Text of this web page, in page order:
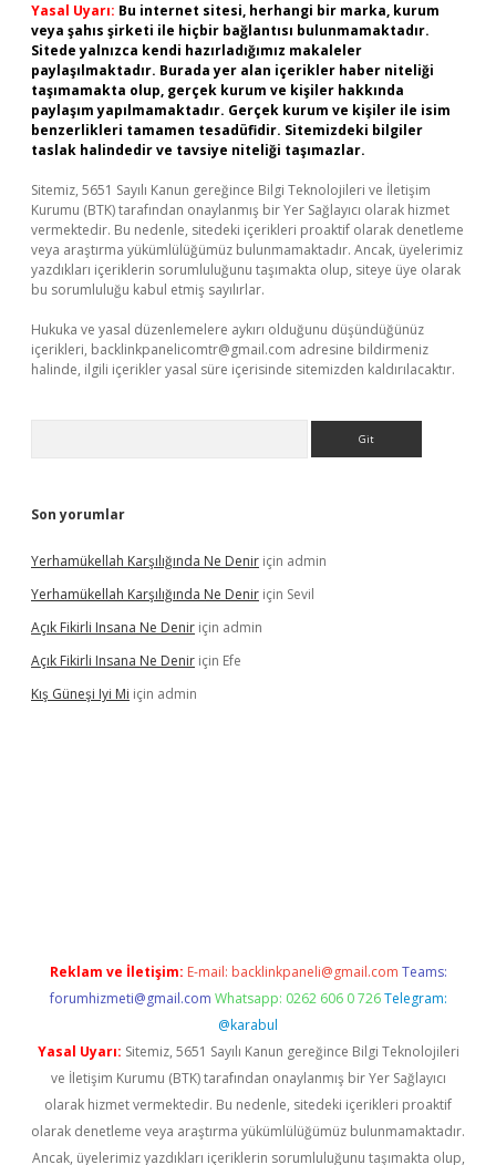
Yasal Uyarı: Bu internet sitesi, herhangi bir marka, kurum
veya şahıs şirketi ile hiçbir bağlantısı bulunmamaktadır.
Sitede yalnızca kendi hazırladığımız makaleler
paylaşılmaktadır. Burada yer alan içerikler haber niteliği
taşımamakta olup, gerçek kurum ve kişiler hakkında
paylaşım yapılmamaktadır. Gerçek kurum ve kişiler ile isim
benzerlikleri tamamen tesadüfidir. Sitemizdeki bilgiler
taslak halindedir ve tavsiye niteliği taşımazlar.
Sitemiz, 5651 Sayılı Kanun gereğince Bilgi Teknolojileri ve İletişim
Kurumu (BTK) tarafından onaylanmış bir Yer Sağlayıcı olarak hizmet
vermektedir. Bu nedenle, sitedeki içerikleri proaktif olarak denetleme
veya araştırma yükümlülüğümüz bulunmamaktadır. Ancak, üyelerimiz
yazdıkları içeriklerin sorumluluğunu taşımakta olup, siteye üye olarak
bu sorumluluğu kabul etmiş sayılırlar.
Hukuka ve yasal düzenlemelere aykırı olduğunu düşündüğünüz
içerikleri, backlinkpanelicomtr@gmail.com adresine bildirmeniz
halinde, ilgili içerikler yasal süre içerisinde sitemizden kaldırılacaktır.
Son yorumlar
Yerhamükellah Karşılığında Ne Denir için admin
Yerhamükellah Karşılığında Ne Denir için Sevil
Açık Fikirli Insana Ne Denir için admin
Açık Fikirli Insana Ne Denir için Efe
Kış Güneşi Iyi Mi için admin
Reklam ve İletişim: E-mail: backlinkpaneli@gmail.com Teams:
forumhizmeti@gmail.com Whatsapp: 0262 606 0 726 Telegram:
@karabul
Yasal Uyarı: Sitemiz, 5651 Sayılı Kanun gereğince Bilgi Teknolojileri
ve İletişim Kurumu (BTK) tarafından onaylanmış bir Yer Sağlayıcı
olarak hizmet vermektedir. Bu nedenle, sitedeki içerikleri proaktif
olarak denetleme veya araştırma yükümlülüğümüz bulunmamaktadır.
Ancak, üyelerimiz yazdıkları içeriklerin sorumluluğunu taşımakta olup,